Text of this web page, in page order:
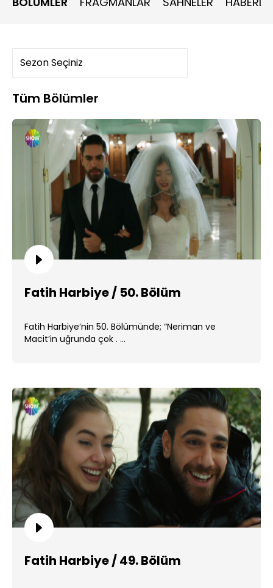
Tüm Bölümler
Fatih Harbiye / 50. Bölüm
Fatih Harbiye’nin 50. Bölümünde; “Neriman ve
Macit’in uğrunda çok . ...
Fatih Harbiye / 49. Bölüm